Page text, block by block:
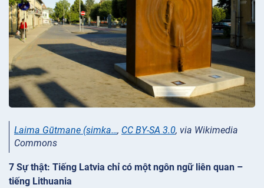
Laima Gūtmane (simka…, CC BY-SA 3.0, via Wikimedia
Commons
7 Sự thật: Tiếng Latvia chỉ có một ngôn ngữ liên quan –
tiếng Lithuania